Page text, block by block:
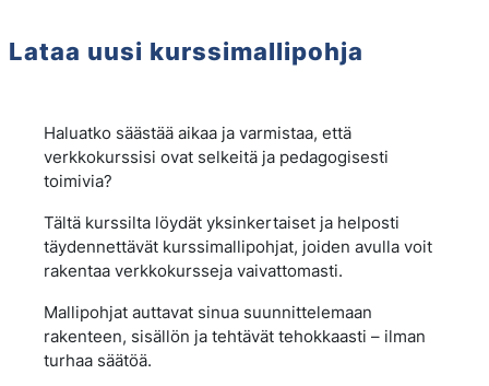
Lataa uusi kurssimallipohja
Haluatko säästää aikaa ja varmistaa, että
verkkokurssisi ovat selkeitä ja pedagogisesti
toimivia?
Tältä kurssilta löydät yksinkertaiset ja helposti
täydennettävät kurssimallipohjat, joiden avulla voit
rakentaa verkkokursseja vaivattomasti.
Mallipohjat auttavat sinua suunnittelemaan
rakenteen, sisällön ja tehtävät tehokkaasti – ilman
turhaa säätöä.